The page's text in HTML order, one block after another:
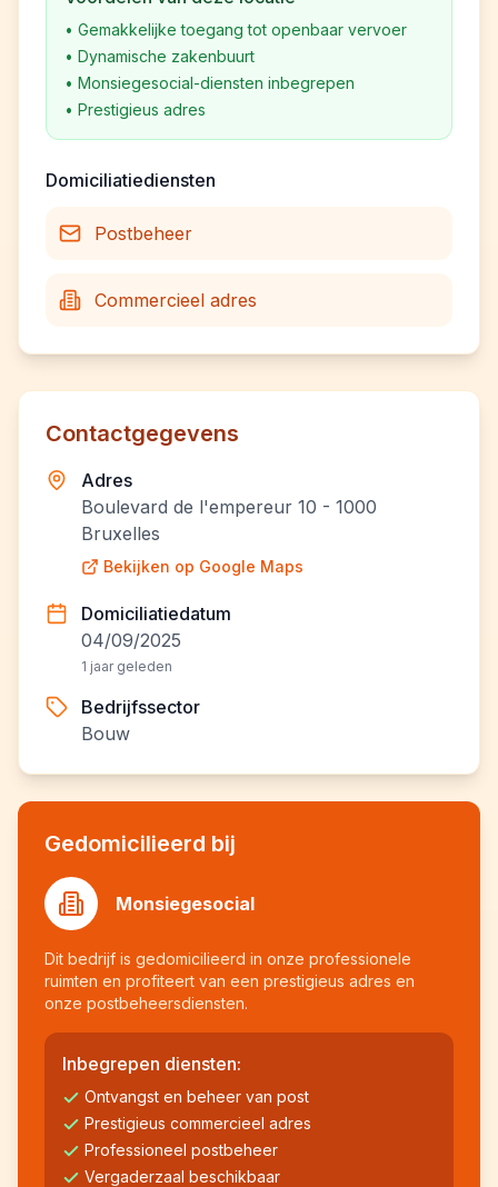
• Gemakkelijke toegang tot openbaar vervoer
• Dynamische zakenbuurt
• Monsiegesocial-diensten inbegrepen
• Prestigieus adres
Domiciliatiediensten
Postbeheer
Commercieel adres
Contactgegevens
Adres
Boulevard de l'empereur 10 - 1000
Bruxelles
Bekijken op Google Maps
Domiciliatiedatum
04/09/2025
1 jaar geleden
Bedrijfssector
Bouw
Gedomicilieerd bij
Monsiegesocial
Dit bedrijf is gedomicilieerd in onze professionele
ruimten en profiteert van een prestigieus adres en
onze postbeheersdiensten.
Inbegrepen diensten:
Ontvangst en beheer van post
Prestigieus commercieel adres
Professioneel postbeheer
Vergaderzaal beschikbaar